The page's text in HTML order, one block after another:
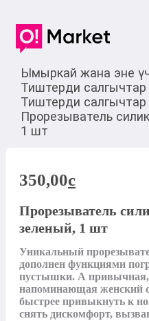
Ымыркай жана эне
Тиштерди салгычтар
Тиштерди салгычтар
Прорезыватель
1 шт
350,00c
Прорезыватель
зеленый, 1 шт
Уникальный
дополнен функциями
пустышки. А привычная,
напоминающая женский
быстрее привыкнуть к
снять дискомфорт,